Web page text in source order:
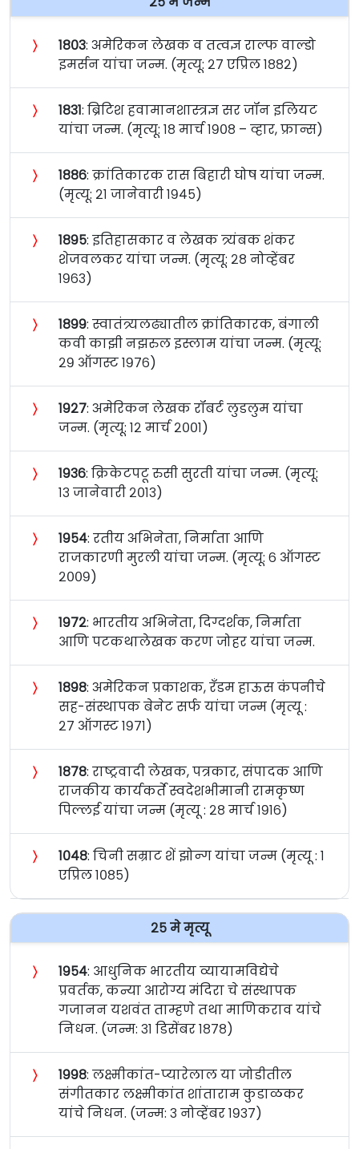
〉 १८०३: अमेरिकन लेखक व तत्वज्ञ राल्फ वाल्डो
इमर्सन यांचा जन्म. (मृत्यू: २७ एप्रिल १८८२)
〉 १८३१: ब्रिटिश हवामानशास्त्रज्ञ सर जॉन इलियट
यांचा जन्म. (मृत्यू: १८ मार्च १९०८ – व्हार, फ्रान्स)
〉 १८८६: क्रांतिकारक रास बिहारी घोष यांचा जन्म.
(मृत्यू: २१ जानेवारी १९४५)
〉 १८९५: इतिहासकार व लेखक त्र्यंबक शंकर
शेजवलकर यांचा जन्म. (मृत्यू: २८ नोव्हेंबर
१९६३)
〉 १८९९: स्वातंत्र्यलढ्यातील क्रांतिकारक, बंगाली
कवी काझी नझरुल इस्लाम यांचा जन्म. (मृत्यू:
२९ ऑगस्ट १९७६)
〉 १९२७: अमेरिकन लेखक रॉबर्ट लुडलुम यांचा
जन्म. (मृत्यू: १२ मार्च २००१)
〉 १९३६: क्रिकेटपटू रुसी सुरती यांचा जन्म. (मृत्यू:
१३ जानेवारी २०१३)
〉 १९५४: रतीय अभिनेता, निर्माता आणि
राजकारणी मुरली यांचा जन्म. (मृत्यू: ६ ऑगस्ट
२००९)
〉 १९७२: भारतीय अभिनेता, दिग्दर्शक, निर्माता
आणि पटकथालेखक करण जोहर यांचा जन्म.
〉 १८९८: अमेरिकन प्रकाशक, रँडम हाऊस कंपनीचे
सह-संस्थापक बेनेट सर्फ यांचा जन्म (मृत्यू :
२७ ऑगस्ट १९७१)
〉 १८७८: राष्ट्रवादी लेखक, पत्रकार, संपादक आणि
राजकीय कार्यकर्ते स्वदेशभीमानी रामकृष्ण
पिल्लई यांचा जन्म (मृत्यू : २८ मार्च १९१६)
〉 १०४८: चिनी सम्राट शें झोन्ग यांचा जन्म (मृत्यू : १
एप्रिल १०८५)
२५ मे मृत्यू
〉 १९५४: आधुनिक भारतीय व्यायामविद्येचे
प्रवर्तक, कन्या आरोग्य मंदिरा चे संस्थापक
गजानन यशवंत ताम्हणे तथा माणिकराव यांचे
निधन. (जन्म: ३१ डिसेंबर १८७८)
〉 १९९८: लक्ष्मीकांत-प्यारेलाल या जोडीतील
संगीतकार लक्ष्मीकांत शांताराम कुडाळकर
यांचे निधन. (जन्म: ३ नोव्हेंबर १९३७)